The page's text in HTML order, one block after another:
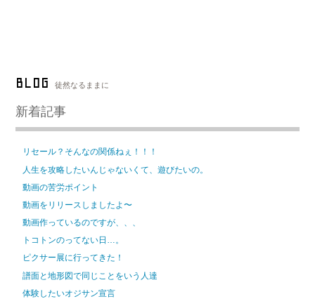
BLOG 徒然なるままに
新着記事
リセール？そんなの関係ねぇ！！！
人生を攻略したいんじゃないくて、遊びたいの。
動画の苦労ポイント
動画をリリースしましたよ〜
動画作っているのですが、、、
トコトンのってない日…。
ピクサー展に行ってきた！
譜面と地形図で同じことをいう人達
体験したいオジサン宣言